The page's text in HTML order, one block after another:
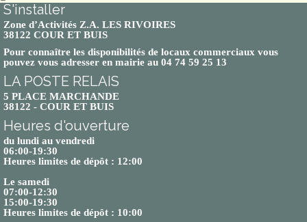
S'installer
Zone d’Activités Z.A. LES RIVOIRES
38122 COUR ET BUIS
Pour connaître les disponibilités de locaux commerciaux vous
pouvez vous adresser en mairie au 04 74 59 25 13
LA POSTE RELAIS
5 PLACE MARCHANDE
38122 - COUR ET BUIS
Heures d'ouverture
du lundi au vendredi
06:00-19:30
Heures limites de dépôt : 12:00
Le samedi
07:00-12:30
15:00-19:30
Heures limites de dépôt : 10:00